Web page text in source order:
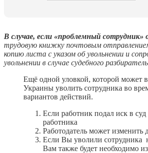
В случае, если «проблемный
трудовую книжку почтовым
копию листа с указом об увольнении и
увольнении в случае судебного
Ещё одной уловкой, которой может
Украины уволить сотрудника во
вариантов действий.
Если работник подал иск в
работника
Работодатель может изменить
Если Вы уволили сотрудника
Вам также будет необходимо